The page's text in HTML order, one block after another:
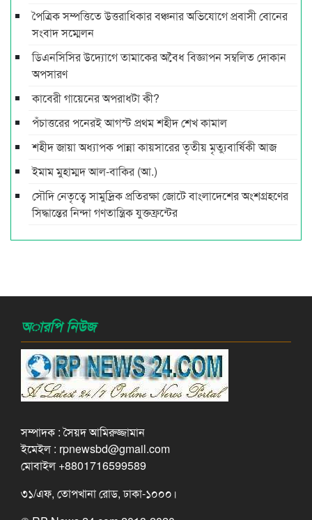
পৈত্রিক সম্পত্তিতে উত্তরাধিকার বঞ্চনার অভিযোগে প্রবাসী বোনের
সংবাদ সম্মেলন
ডিএনসিসির উদ্যোগে তামাকের অবৈধ বিজ্ঞাপন সম্বলিত দোকান
অপসারণ
কাবেরী গায়েনের অপরাধটা কী?
পঁচাত্তরের পনেরই আগস্ট প্রথম শহীদ শেখ কামাল
শহীদ জায়া অধ্যাপক পান্না কায়সারের তৃতীয় মৃত্যুবার্ষিকী আজ
ইমাম মুহাম্মদ আল-বাকির (আ.)
সৌদি নেতৃত্বে সামুদ্রিক প্রতিরক্ষা জোটে বাংলাদেশের অংশগ্রহণের
সিদ্ধান্তের নিন্দা গণতান্ত্রিক যুক্তফ্রন্টের
অারপি নিউজ
সম্পাদক : সৈয়দ আমিরুজ্জামান
ইমেইল : rpnewsbd@gmail.com
মোবাইল +8801716599589
৩১/এফ, তোপখানা রোড, ঢাকা-১০০০।